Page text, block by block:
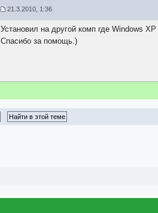
21.3.2010, 1:36
Установил на другой комп где Windows
Спасибо за помощь.)